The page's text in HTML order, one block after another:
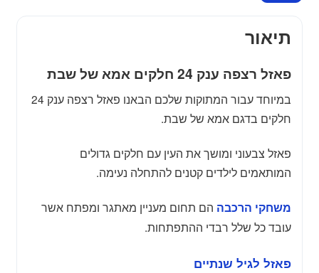
תיאור
פאזל רצפה ענק 24 חלקים אמא של שבת
במיוחד עבור המתוקות שלכם הבאנו פאזל רצפה ענק 24
חלקים בדגם אמא של שבת.
פאזל צבעוני ומושך את העין עם חלקים גדולים
המותאמים לילדים קטנים להתחלה נעימה.
משחקי הרכבה הם תחום מעניין מאתגר ומפתח אשר
עובד כל שלל רבדי ההתפתחות.
פאזל לגיל שנתיים